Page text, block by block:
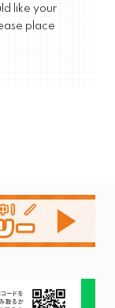
like your
place